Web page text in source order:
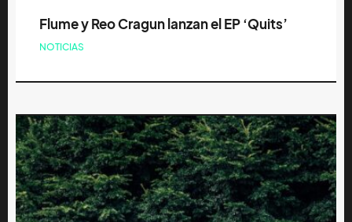
Flume y Reo Cragun lanzan el EP ‘Quits’
NOTICIAS